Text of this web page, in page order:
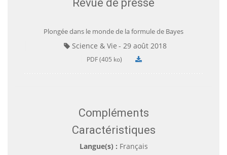
Revue de presse
Plongée dans le monde de la formule de Bayes
Science & Vie 29 août 2018
PDF (405 ko)
Compléments
Caractéristiques
Langue(s) : Français